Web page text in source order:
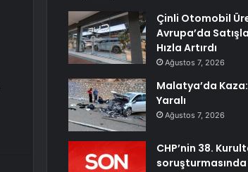
Çinli Otomobil
Avrupa’da
Hızla Artırdı
Ağustos 7, 2026
Malatya’da
Yaralı
Ağustos 7, 2026
CHP’nin 38.
soruşturmasında